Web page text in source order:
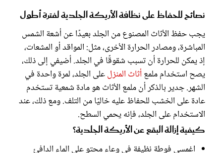
نصائح للحفاظ على نظافة الأريكة الجلدية لفترة أطول
يجب حفظ الأثاث المصنوع من الجلد بعيدًا عن أشعة الشمس
المباشرة، ومصادر الحرارة الأخرى، مثل: المواقد أو المشعات،
إذ يمكن للحرارة أن تسبب شقوقًا في الجلد. أضيفي إلى ذلك،
يصح استخدام ملمعأثاث المنزلعلى الجلد، لمرة واحدة في
الشهر. جدير بالذكر أن ملمع الأثاث هو مادة شمعية تستخدم
عادة على الخشب للحفاظ عليه خاليًا من التلف. ومع ذلك، عند
الاستخدام على الجلد، فإنه يحمي السطح.
كيفية إزالة البقع عن الأريكة الجلدية؟
اغمسي فوطة نظيفة في وعاء محتو على الماء الدافئ